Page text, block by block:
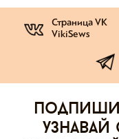
Страница VK
VikiSews